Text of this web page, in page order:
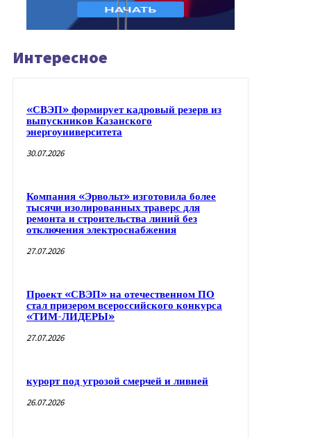
Интересное
«СВЭП» формирует кадровый резерв из
выпускников Казанского
энергоуниверситета
30.07.2026
Компания «Эрвольт» изготовила более
тысячи изолированных траверс для
ремонта и строительства линий без
отключения электроснабжения
27.07.2026
Проект «СВЭП» на отечественном ПО
стал призером всероссийского конкурса
«ТИМ-ЛИДЕРЫ»
27.07.2026
курорт под угрозой смерчей и ливней
26.07.2026